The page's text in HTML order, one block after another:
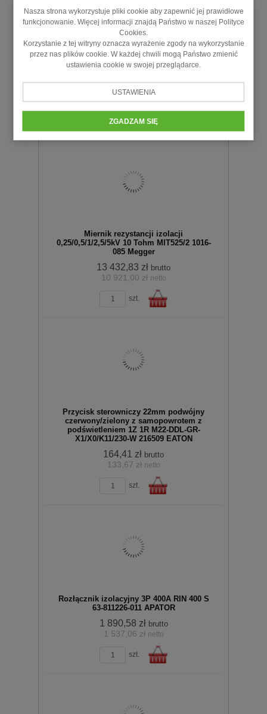
koszyka
Przycisk bezpieczeństwa 22mm 0Z 1R IP66
232,05 złbrutto
188,66 złnetto
szt.
koszyka
zobacz szczegóły
Miernik rezystancji izolacji
0,25/0,5/1/2,5/5kV 10 Tohm MIT525/2 1016-
085 Megger
13 432,83 zł brutto
10 921,00 zł netto
szt.
koszyka
zobacz szczegóły
Przycisk sterowniczy 22mm podwójny
czerwony/zielony z samopowrotem z
podświetleniem 1Z 1R M22-DDL-GR-
X1/X0/K11/230-W 216509 EATON
164,41 zł brutto
133,67 zł netto
szt.
koszyka
zobacz szczegóły
Rozłącznik izolacyjny 3P 400A RIN 400 S
63-811226-011 APATOR
1 890,58 zł brutto
1 537,06 zł netto
szt.
zobacz szczegóły
Nasza strona wykorzystuje pliki cookie aby zapewnić jej prawidłowe
funkcjonowanie. Więcej informacji znajdą Państwo w naszej Polityce
Cookies.
Korzystanie z tej witryny oznacza wyrażenie zgody na wykorzystanie
przez nas plików cookie. W każdej chwili mogą Państwo zmienić
ustawienia cookie w swojej przeglądarce.
USTAWIENIA
ZGADZAM SIĘ